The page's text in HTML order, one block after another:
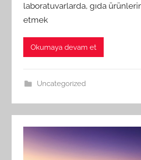
laboratuvarlarda, gıda
etmek
Okumaya devam et
Uncategorized